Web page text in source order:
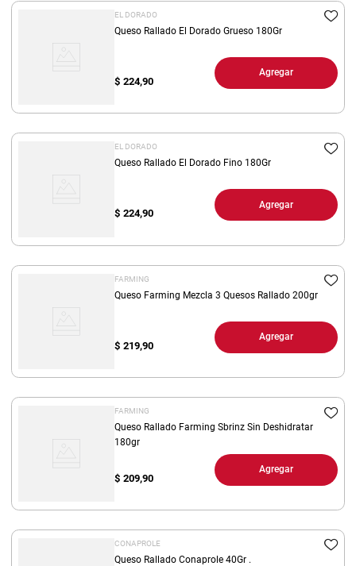
EL DORADO
Queso Rallado El Dorado Grueso 180Gr
$ 224,90
Agregar
EL DORADO
Queso Rallado El Dorado Fino 180Gr
$ 224,90
Agregar
FARMING
Queso Farming Mezcla 3 Quesos Rallado 200gr
$ 219,90
Agregar
FARMING
Queso Rallado Farming Sbrinz Sin Deshidratar
180gr
$ 209,90
Agregar
CONAPROLE
Queso Rallado Conaprole 40Gr .